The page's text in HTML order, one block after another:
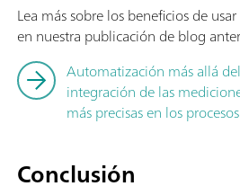
Lea más sobre los beneficios de
en nuestra publicación de blog
Automatización más allá
integración de las
más precisas en los
Conclusión